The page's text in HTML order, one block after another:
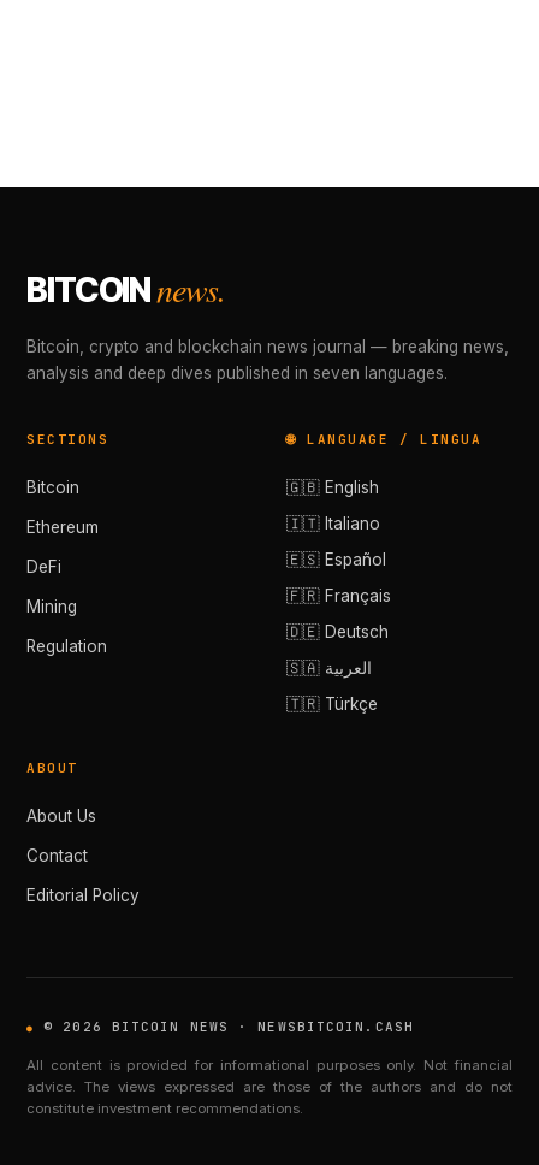
BITCOINnews.
Bitcoin, crypto and blockchain news journal — breaking news,
analysis and deep dives published in seven languages.
SECTIONS
Bitcoin
Ethereum
DeFi
Mining
Regulation
🌐 LANGUAGE / LINGUA
🇬🇧 English
🇮🇹 Italiano
🇪🇸 Español
🇫🇷 Français
🇩🇪 Deutsch
🇸🇦 العربية
🇹🇷 Türkçe
ABOUT
About Us
Contact
Editorial Policy
© 2026 BITCOIN NEWS · NEWSBITCOIN.CASH
All content is provided for informational purposes only. Not financial
advice. The views expressed are those of the authors and do not
constitute investment recommendations.